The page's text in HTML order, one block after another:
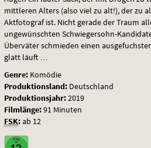
Besten
mittleren Alters (also viel zu alt!), der zu
Aktfotograf ist. Nicht gerade der Traum
ungewünschten Schwiegersohn-
Überväter schmieden einen
glatt läuft …
Genre: Komödie
Produktionsland: Deutschland
Produktionsjahr:2019
Filmlänge:91 Minuten
FSK:ab 12